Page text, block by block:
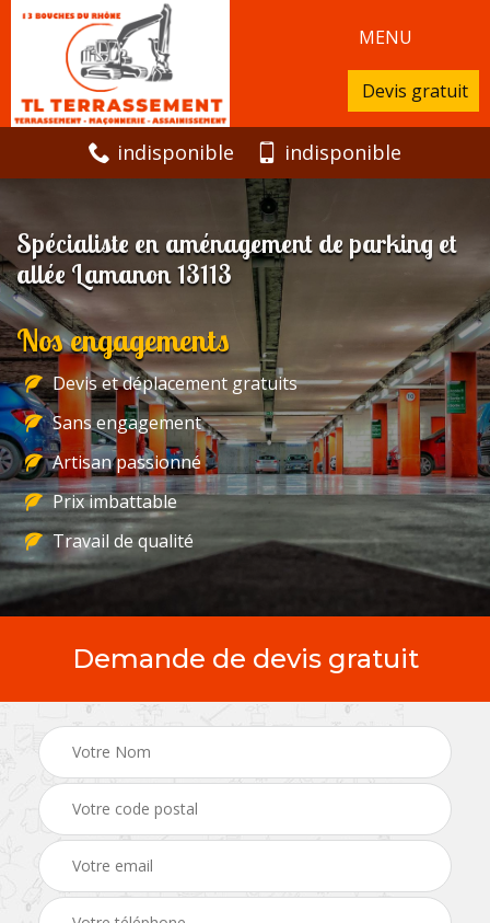
MENU
Devis gratuit
indisponible indisponible
Spécialiste en aménagement de parking et
allée Lamanon 13113
Nos engagements
Devis et déplacement gratuits
Sans engagement
Artisan passionné
Prix imbattable
Travail de qualité
Demande de devis gratuit